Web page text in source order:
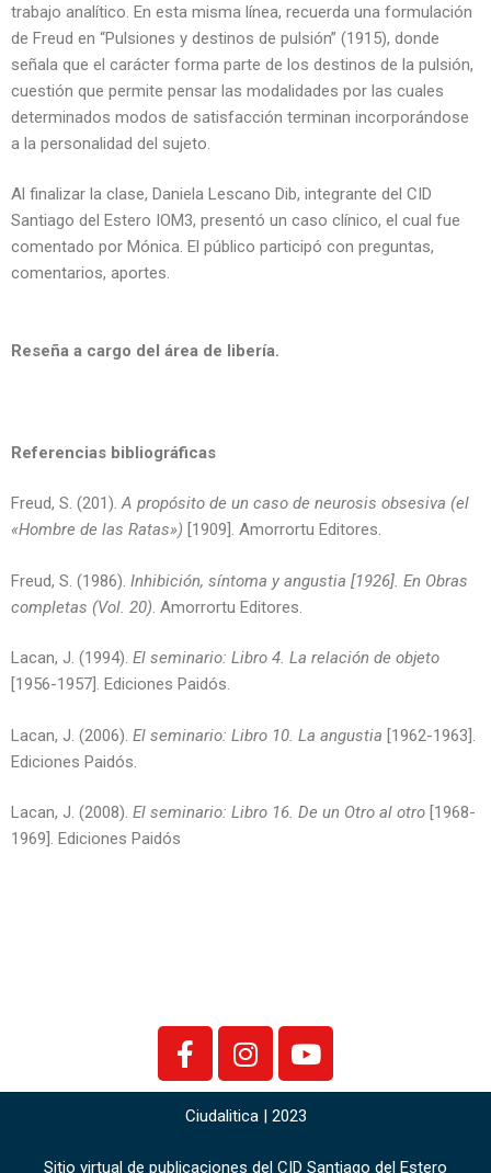
trabajo analítico. En esta misma línea, recuerda una formulación
de Freud en “Pulsiones y destinos de pulsión” (1915), donde
señala que el carácter forma parte de los destinos de la pulsión,
cuestión que permite pensar las modalidades por las cuales
determinados modos de satisfacción terminan incorporándose
a la personalidad del sujeto.
Al finalizar la clase, Daniela Lescano Dib, integrante del CID
Santiago del Estero IOM3, presentó un caso clínico, el cual fue
comentado por Mónica. El público participó con preguntas,
comentarios, aportes.
Reseña a cargo del área de libería.
Referencias bibliográficas
Freud, S. (201).A propósito de un caso de neurosis obsesiva (el
«Hombre de las Ratas») [1909]. Amorrortu Editores.
Freud, S. (1986). Inhibición, síntoma y angustia [1926]. En Obras
completas (Vol. 20) . Amorrortu Editores.
Lacan, J. (1994). El seminario: Libro 4. La relación de objeto
[1956-1957]. Ediciones Paidós.
Lacan, J. (2006). El seminario: Libro 10. La angustia [1962-1963].
Ediciones Paidós.
Lacan, J. (2008). El seminario: Libro 16. De un Otro al otro [1968-
1969]. Ediciones Paidós
Ciudalitica | 2023
Sitio virtual de publicaciones del CID Santiago del Estero